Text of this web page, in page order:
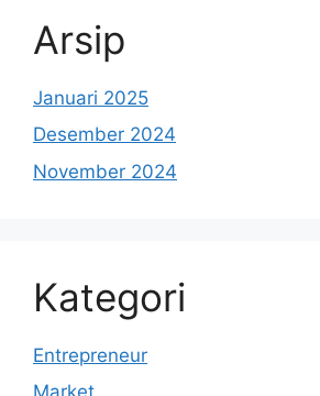
Arsip
Januari 2025
Desember 2024
November 2024
Kategori
Entrepreneur